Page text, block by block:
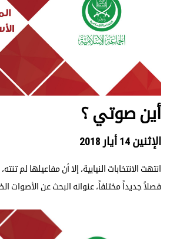
أين صوتي ؟
الإثنين 14 أيار 2018
انتهت الانتخابات النيابية، إلا أن مفاعيلها لم
فصلاً جديداً مختلفاً، عنوانه البحث عن الأصوات